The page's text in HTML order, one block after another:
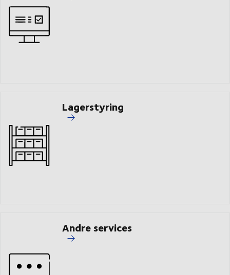
Lagerstyring
Andre services